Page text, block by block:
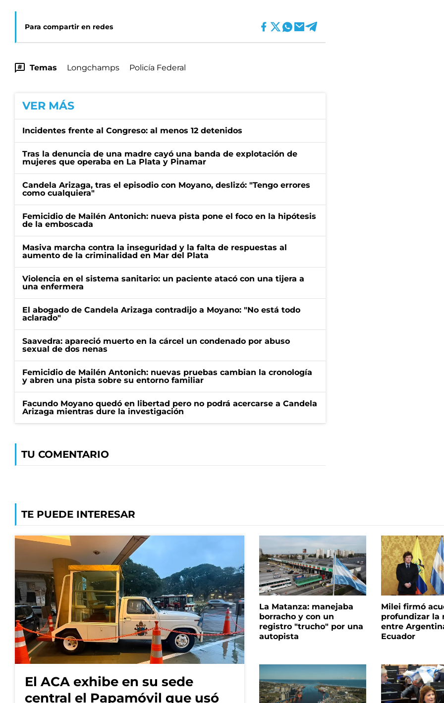
Para compartir en redes
Temas Longchamps Policía Federal
VER MÁS
Incidentes frente al Congreso: al menos 12 detenidos
Tras la denuncia de una madre cayó una banda de explotación de
mujeres que operaba en La Plata y Pinamar
Candela Arizaga, tras el episodio con Moyano, deslizó: "Tengo errores
como cualquiera"
Femicidio de Mailén Antonich: nueva pista pone el foco en la hipótesis
de la emboscada
Masiva marcha contra la inseguridad y la falta de respuestas al
aumento de la criminalidad en Mar del Plata
Violencia en el sistema sanitario: un paciente atacó con una tijera a
una enfermera
El abogado de Candela Arizaga contradijo a Moyano: "No está todo
aclarado"
Saavedra: apareció muerto en la cárcel un condenado por abuso
sexual de dos nenas
Femicidio de Mailén Antonich: nuevas pruebas cambian la cronología
y abren una pista sobre su entorno familiar
Facundo Moyano quedó en libertad pero no podrá acercarse a Candela
Arizaga mientras dure la investigación
TU COMENTARIO
TE PUEDE INTERESAR
El ACA exhibe en su sede
central el Papamóvil que usó
La Matanza: manejaba
borracho y con un
registro "trucho" por una
autopista
Milei firmó
profundizar la
entre
Ecuador